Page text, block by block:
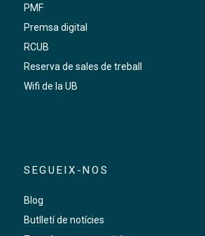
PMF
Premsa digital
RCUB
Reserva de sales de treball
Wifi de la UB
SEGUEIX-NOS
Blog
Butlletí de notícies